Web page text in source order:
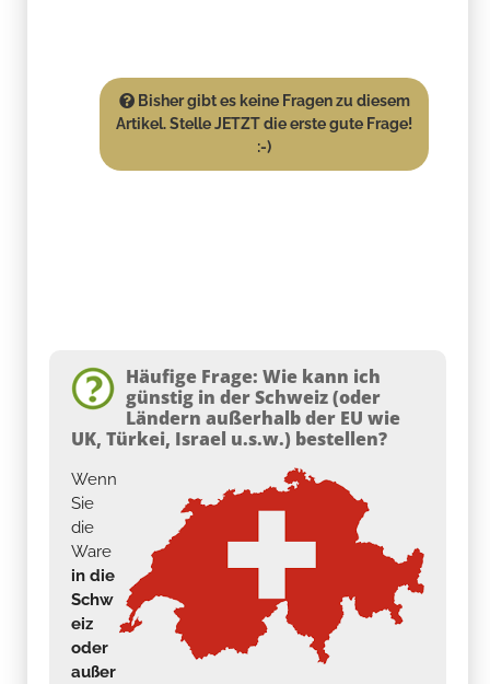
Bisher gibt es keine Fragen zu diesem
Artikel. Stelle JETZT die erste gute Frage!
:-)
Häufige Frage: Wie kann ich
günstig in der Schweiz (oder
Ländern außerhalb der EU wie
UK, Türkei, Israel u.s.w.) bestellen?
Wenn
Sie
die
Ware
in die
Schw
eiz
oder
außer